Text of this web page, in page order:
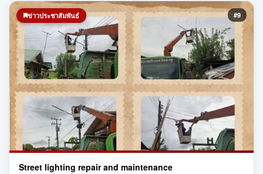
ข่าวประชาสัมพันธ์ #9
Street lighting repair and maintenance